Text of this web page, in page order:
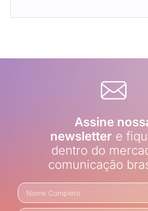
Assine
newsletter e
dentro do
comunicação